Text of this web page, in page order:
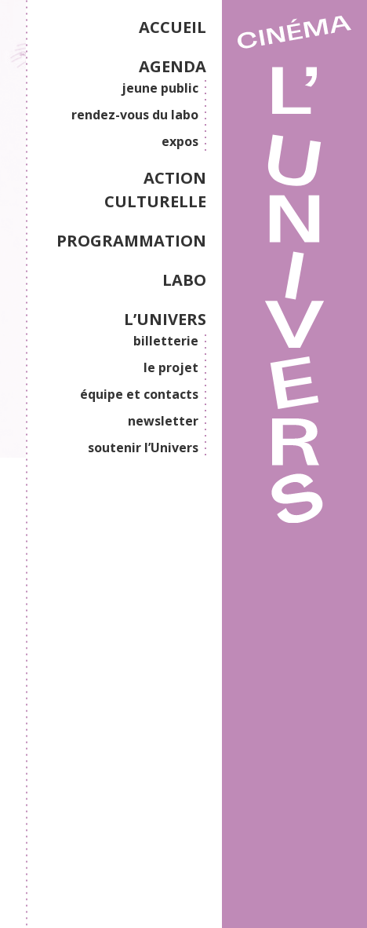
ACCUEIL
AGENDA
jeune public
rendez-vous du labo
expos
ACTION
CULTURELLE
PROGRAMMATION
LABO
L’UNIVERS
billetterie
le projet
équipe et contacts
newsletter
soutenir l’Univers